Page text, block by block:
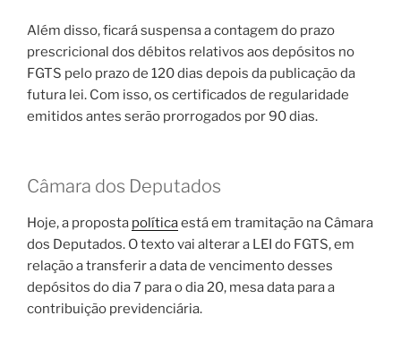
Além disso, ficará suspensa a contagem do prazo
prescricional dos débitos relativos aos depósitos no
FGTS pelo prazo de 120 dias depois da publicação da
futura lei. Com isso, os certificados de regularidade
emitidos antes serão prorrogados por 90 dias.
Câmara dos Deputados
Hoje, a proposta políticaestá em tramitação na Câmara
dos Deputados. O texto vai alterar a LEI do FGTS, em
relação a transferir a data de vencimento desses
depósitos do dia 7 para o dia 20, mesa data para a
contribuição previdenciária.